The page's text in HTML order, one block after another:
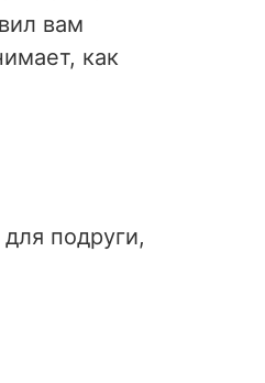
вам
как
подруги,